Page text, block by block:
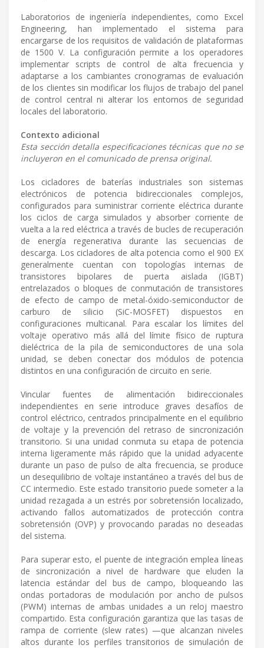
Laboratorios de ingeniería independientes, como Excel
Engineering, han implementado el sistema para
encargarse de los requisitos de validación de plataformas
de 1500 V. La configuración permite a los operadores
implementar scripts de control de alta frecuencia y
adaptarse a los cambiantes cronogramas de evaluación
de los clientes sin modificar los flujos de trabajo del panel
de control central ni alterar los entornos de seguridad
locales del laboratorio.
Contexto adicional
Esta sección detalla especificaciones técnicas que no se
incluyeron en el comunicado de prensa original.
Los cicladores de baterías industriales son sistemas
electrónicos de potencia bidireccionales complejos,
configurados para suministrar corriente eléctrica durante
los ciclos de carga simulados y absorber corriente de
vuelta a la red eléctrica a través de bucles de recuperación
de energía regenerativa durante las secuencias de
descarga. Los cicladores de alta potencia como el 900 EX
generalmente cuentan con topologías internas de
transistores bipolares de puerta aislada (IGBT)
entrelazados o bloques de conmutación de transistores
de efecto de campo de metal-óxido-semiconductor de
carburo de silicio (SiC-MOSFET) dispuestos en
configuraciones multicanal. Para escalar los límites del
voltaje operativo más allá del límite físico de ruptura
dieléctrica de la pila de semiconductores de una sola
unidad, se deben conectar dos módulos de potencia
distintos en una configuración de circuito en serie.
Vincular fuentes de alimentación bidireccionales
independientes en serie introduce graves desafíos de
control eléctrico, centrados principalmente en el equilibrio
de voltaje y la prevención del retraso de sincronización
transitorio. Si una unidad conmuta su etapa de potencia
interna ligeramente más rápido que la unidad adyacente
durante un paso de pulso de alta frecuencia, se produce
un desequilibrio de voltaje instantáneo a través del bus de
CC intermedio. Este estado transitorio puede someter a la
unidad rezagada a un estrés por sobretensión localizado,
activando fallos automatizados de protección contra
sobretensión (OVP) y provocando paradas no deseadas
del sistema.
Para superar esto, el puente de integración emplea líneas
de sincronización a nivel de hardware que eluden la
latencia estándar del bus de campo, bloqueando las
ondas portadoras de modulación por ancho de pulsos
(PWM) internas de ambas unidades a un reloj maestro
compartido. Esta configuración garantiza que las tasas de
rampa de corriente (slew rates) —que alcanzan niveles
altos durante los perfiles transitorios de simulación de